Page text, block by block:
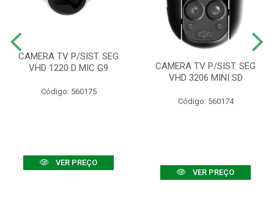
CAMERA TV P/SIST. SEG
VHD 1220 D MIC G9
Código: 560175
VER PREÇO
CAMERA TV P/SIST. SEG
VHD 3206 MINI SD
Código: 560174
VER PREÇO